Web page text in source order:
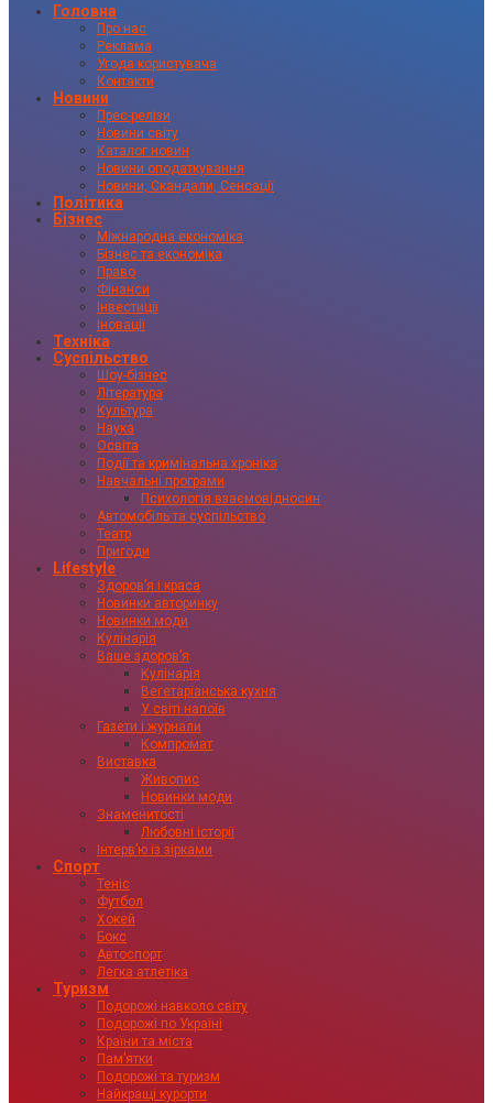
Головна
Про нас
Реклама
Угода користувача
Контакти
Новини
Прес-релізи
Новини світу
Каталог новин
Новини оподаткування
Новини, Скандали, Сенсації
Політика
Бізнес
Міжнародна економіка
Бізнес та економіка
Право
Фінанси
Інвестиції
Іновації
Техніка
Суспільство
Шоу-бізнес
Література
Культура
Наука
Освіта
Події та кримінальна хроніка
Навчальні програми
Психологія взаємовідносин
Автомобіль та суспільство
Театр
Пригоди
Lifestyle
Здоровʼя і краса
Новинки авторинку
Новинки моди
Кулінарія
Ваше здоровʼя
Кулінарія
Вегетаріанська кухня
У світі напоїв
Газети і журнали
Компромат
Виставка
Живопис
Новинки моди
Знаменитості
Любовні історії
Інтервʼю із зірками
Спорт
Теніс
Футбол
Хокей
Бокс
Автоспорт
Легка атлетіка
Туризм
Подорожі навколо світу
Подорожі по Україні
Країни та міста
Пам’ятки
Подорожі та туризм
Найкращі курорти